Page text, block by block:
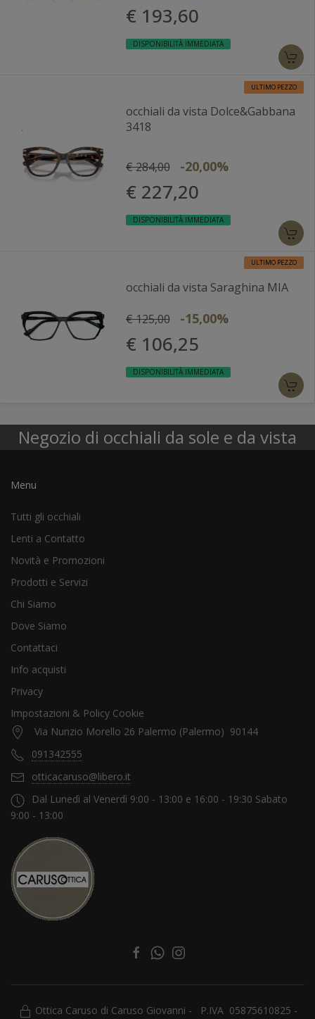
€ 193,60
DISPONIBILITÀ IMMEDIATA
ULTIMO PEZZO
occhiali da vista Dolce&Gabbana
3418
€ 284,00 -20,00%
€ 227,20
DISPONIBILITÀ IMMEDIATA
ULTIMO PEZZO
occhiali da vista Saraghina MIA
€ 125,00 -15,00%
€ 106,25
DISPONIBILITÀ IMMEDIATA
Negozio di occhiali da sole e da vista
Menu
Tutti gli occhiali
Lenti a Contatto
Novità e Promozioni
Prodotti e Servizi
Chi Siamo
Dove Siamo
Contattaci
Info acquisti
Privacy
Impostazioni & Policy Cookie
Via Nunzio Morello 26 Palermo (Palermo) 90144
091342555
otticacaruso@libero.it
Dal Lunedì al Venerdì 9:00 - 13:00 e 16:00 - 19:30 Sabato
9:00 - 13:00
Ottica Caruso di Caruso Giovanni - P.IVA 05875610825 -